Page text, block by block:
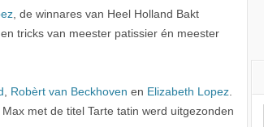
, de winnares van Heel Holland Bakt
tricks van meester patissier én meester
Robèrt van Beckhoven en Elizabeth Lopez
met de titel Tarte tatin werd uitgezonden